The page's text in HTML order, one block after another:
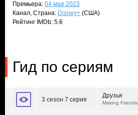
Премьера: 04 мая 2023
Канал, Страна: Disney+ (США)
Рейтинг IMDb: 5.6
Гид по сериям
3 сезон 7 серия
Друзья
Making Friends